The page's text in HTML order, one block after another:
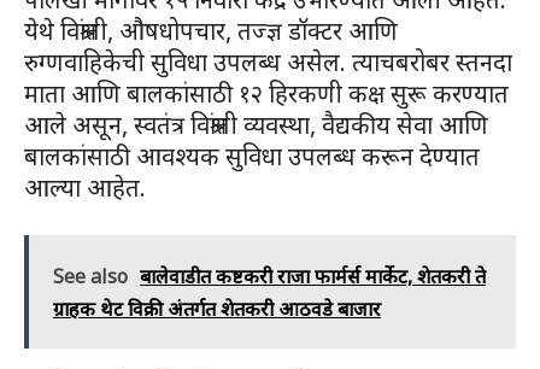
येथे विश्रांती, औषधोपचार, तज्ज्ञ डॉक्टर आणि
रुग्णवाहिकेची सुविधा उपलब्ध असेल. त्याचबरोबर स्तनदा
माता आणि बालकांसाठी १२ हिरकणी कक्ष सुरू करण्यात
आले असून, स्वतंत्र विश्रांती व्यवस्था, वैद्यकीय सेवा आणि
बालकांसाठी आवश्यक सुविधा उपलब्ध करून देण्यात
आल्या आहेत.
See also बालेवाडीत कष्टकरी राजा फार्मर्स मार्केट, शेतकरी ते
ग्राहक थेट विक्री अंतर्गत शेतकरी आठवडे बाजार